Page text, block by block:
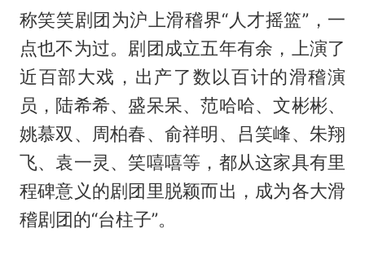
称笑笑剧团为沪上滑稽界“人才摇篮”，一
点也不为过。剧团成立五年有余，上演了
近百部大戏，出产了数以百计的滑稽演
员，陆希希、盛呆呆、范哈哈、文彬彬、
姚慕双、周柏春、俞祥明、吕笑峰、朱翔
飞、袁一灵、笑嘻嘻等，都从这家具有里
程碑意义的剧团里脱颖而出，成为各大滑
稽剧团的“台柱子”。